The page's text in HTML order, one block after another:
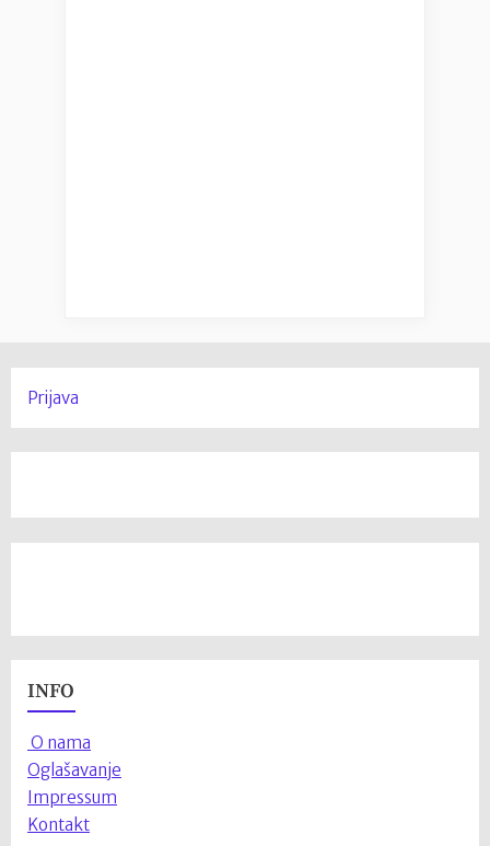
Prijava
INFO
O nama
Oglašavanje
Impressum
Kontakt